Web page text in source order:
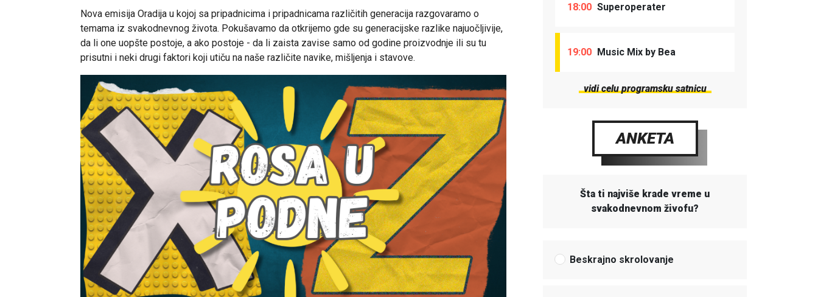
Nova emisija Oradija u kojoj sa pripadnicima i pripadnicama različitih generacija razgovaramo o
temama iz svakodnevnog života. Pokušavamo da otkrijemo gde su generacijske razlike najuočljivije,
da li one uopšte postoje, a ako postoje - da li zaista zavise samo od godine proizvodnje ili su tu
prisutni i neki drugi faktori koji utiču na naše različite navike, mišljenja i stavove.
18:00 Superoperater
19:00 Music Mix by Bea
vidi celu programsku satnicu
ANKETA
Šta ti najviše krade vreme u
svakodnevnom živofu?
Beskrajno skrolovanje